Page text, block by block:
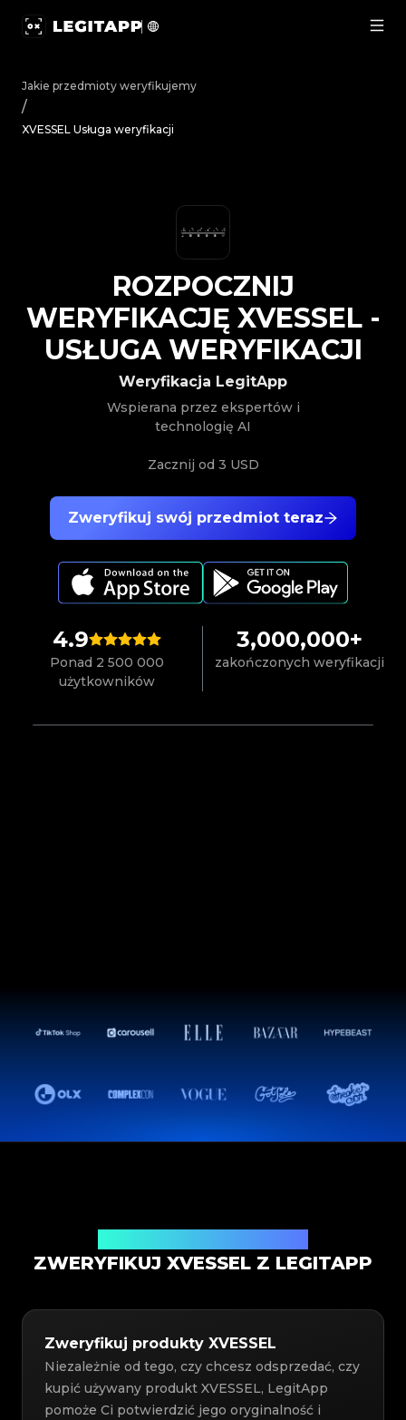
Jakie przedmioty weryfikujemy
/
XVESSEL Usługa weryfikacji
4.9
Ponad 2 500 000
użytkowników
3,000,000+
zakończonych weryfikacji
Zweryfikuj swój przedmiot teraz
Weryfikacja LegitApp
Wspierana przez ekspertów i
technologię AI
Zacznij od 3 USD
ROZPOCZNIJ
WERYFIKACJĘ XVESSEL-
USŁUGA WERYFIKACJI
ZWERYFIKUJ XVESSEL Z LEGITAPP
Zweryfikuj produkty XVESSEL
Niezależnie od tego, czy chcesz odsprzedać, czy
kupić używany produkt XVESSEL, LegitApp
pomoże Ci potwierdzić jego oryginalność i